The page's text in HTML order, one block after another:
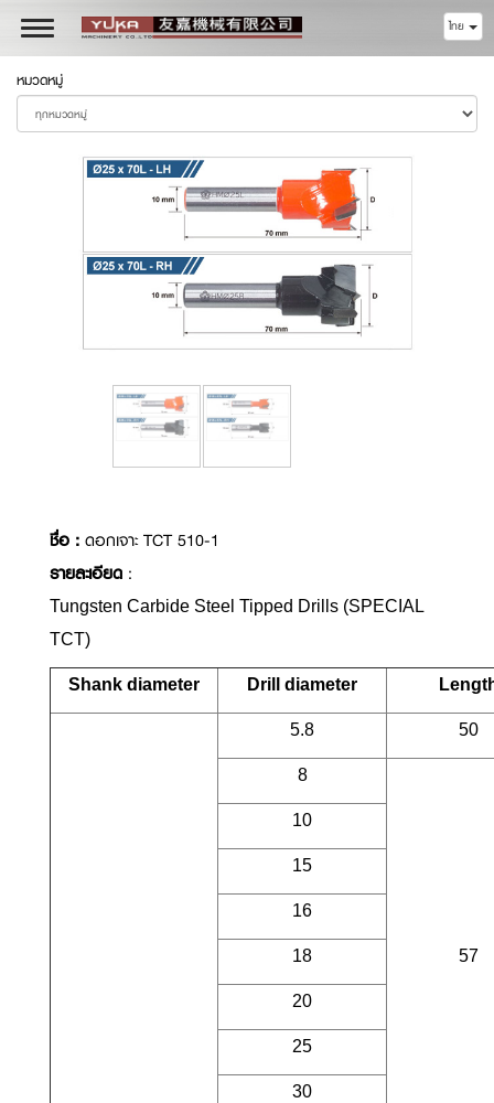
Toggle
navigation
ไทย
หมวดหมู่
ชื่อ : ดอกเจาะ TCT 510-1
รายละเอียด :
Tungsten Carbide Steel Tipped Drills (SPECIAL
TCT)
Shank diameter Drill diameter
5.8 50
8
57
10
15
16
18
20
25
30